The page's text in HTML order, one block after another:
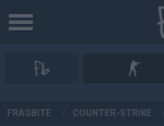
FRAGBITE COUNTER-STRIKE